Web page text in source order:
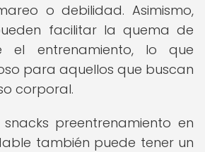
o debilidad. Asimismo,
facilitar la quema de
el entrenamiento, lo que
para aquellos que buscan
corporal.
preentrenamiento en
también puede tener un